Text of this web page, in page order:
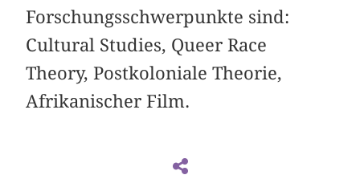
Forschungsschwerpunkte sind:
Cultural Studies, Queer Race
Theory, Postkoloniale Theorie,
Afrikanischer Film.